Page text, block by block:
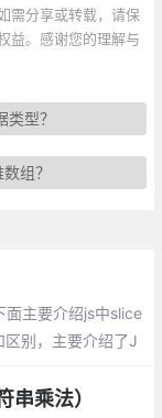
需分享或转载，请保
益。感谢您的理解与
型？
组？
面主要介绍js中slice
别，主要介绍了J
乘法）